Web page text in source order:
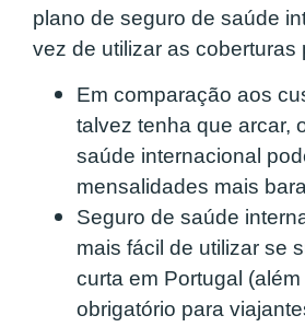
plano de seguro de saúde
vez de utilizar as coberturas
Em comparação aos
talvez tenha que arcar,
saúde internacional
mensalidades mais
Seguro de saúde
mais fácil de utilizar se
curta em Portugal
obrigatório para